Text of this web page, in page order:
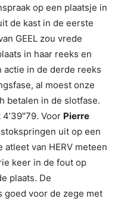
op een plaatsje in
de kast in de eerste
GEEL zou vrede
in haar reeks en
actie in de derde reeks
al moest onze
betalen in de slotfase.
Voor Pierre
uit op een
van HERV meteen
keer in de fout op
plaats. De
goed voor de zege met